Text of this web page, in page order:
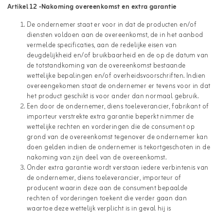
Artikel 12 -Nakoming overeenkomst en extra garantie
De ondernemer staat er voor in dat de producten en/of
diensten voldoen aan de overeenkomst, de in het aanbod
vermelde specificaties, aan de redelijke eisen van
deugdelijkheid en/of bruikbaarheid en de op de datum van
de totstandkoming van de overeenkomst bestaande
wettelijke bepalingen en/of overheidsvoorschriften. Indien
overeengekomen staat de ondernemer er tevens voor in dat
het product geschikt is voor ander dan normaal gebruik.
Een door de ondernemer, diens toeleverancier, fabrikant of
importeur verstrekte extra garantie beperkt nimmer de
wettelijke rechten en vorderingen die de consument op
grond van de overeenkomst tegenover de ondernemer kan
doen gelden indien de ondernemer is tekortgeschoten in de
nakoming van zijn deel van de overeenkomst.
Onder extra garantie wordt verstaan iedere verbintenis van
de ondernemer, diens toeleverancier, importeur of
producent waarin deze aan de consument bepaalde
rechten of vorderingen toekent die verder gaan dan
waartoe deze wettelijk verplicht is in geval hij is